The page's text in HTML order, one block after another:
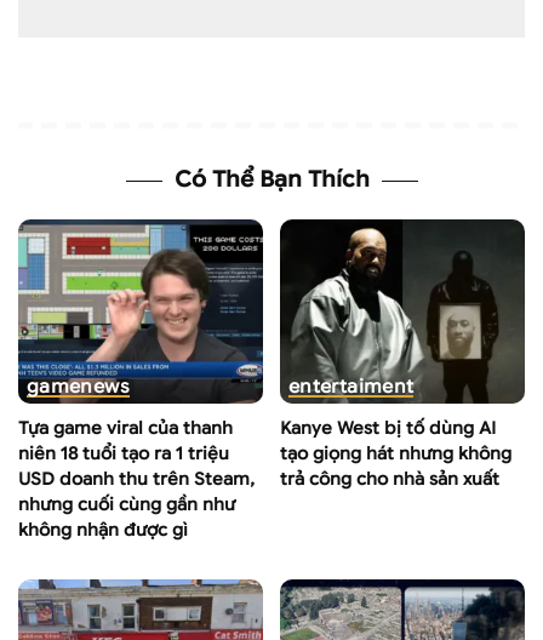
Có Thể Bạn Thích
gamenews
Tựa game viral của thanh
niên 18 tuổi tạo ra 1 triệu
USD doanh thu trên Steam,
nhưng cuối cùng gần như
không nhận được gì
entertaiment
Kanye West bị tố dùng AI
tạo giọng hát nhưng không
trả công cho nhà sản xuất